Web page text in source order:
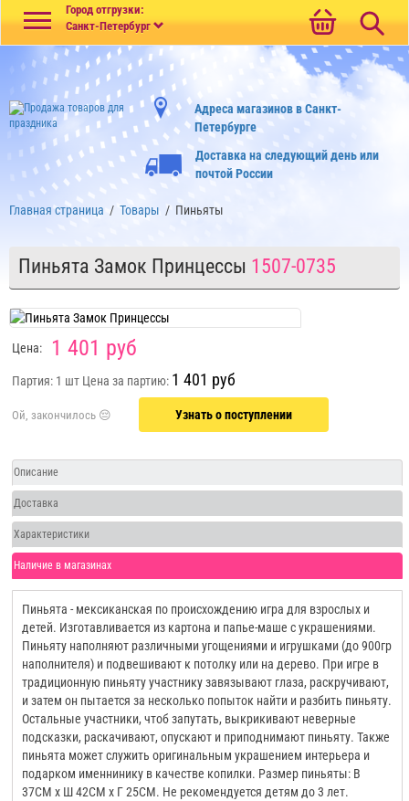
Город отгрузки:
Санкт-Петербург
Адреса магазинов в Санкт-
Петербурге
Доставка на следующий день или
почтой России
Главная страница / Товары / Пиньяты
Пиньята Замок Принцессы 1507-0735
Цена: 1 401 руб
Партия: 1 шт Цена за партию: 1 401 руб
Узнать о поступлении
Описание
Доставка
Характеристики
Наличие в магазинах
Пиньята - мексиканская по происхождению игра для взрослых и
детей. Изготавливается из картона и папье-маше с украшениями.
Пиньяту наполняют различными угощениями и игрушками (до 900гр
наполнителя) и подвешивают к потолку или на дерево. При игре в
традиционную пиньяту участнику завязывают глаза, раскручивают,
и затем он пытается за несколько попыток найти и разбить пиньяту.
Остальные участники, чтоб запутать, выкрикивают неверные
подсказки, раскачивают, опускают и приподнимают пиньяту. Также
пиньята может служить оригинальным украшением интерьера и
подарком именнинику в качестве копилки. Размер пиньяты: В
37СМ х Ш 42СМ х Г 25СМ. Не рекомендуется детям до 3 лет.